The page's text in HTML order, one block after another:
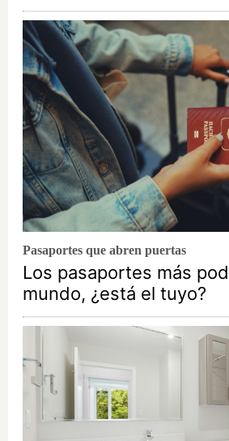
Pasaportes que abren puertas
Los pasaportes más
mundo, ¿está el tuyo?